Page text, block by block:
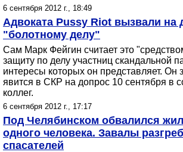
6 сентября 2012 г., 18:49
Адвоката Pussy Riot вызвали на
"болотному делу"
Сам Марк Фейгин считает это
защиту по делу участниц скандальной
интересы которых он представляет. Он
явится в СКР на допрос 10 сентября в
коллег.
6 сентября 2012 г., 17:17
Под Челябинском обвалился
одного человека. Завалы
спасателей